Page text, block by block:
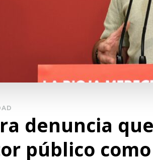
denuncia
público